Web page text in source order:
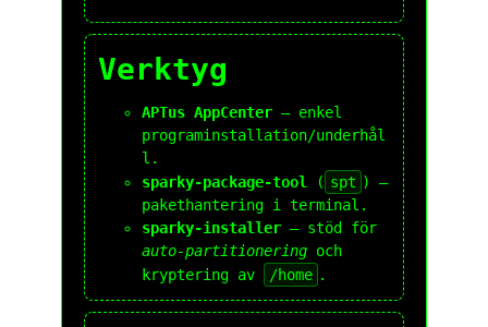
Verktyg
APTus AppCenter – enkel
programinstallation/underhål
l.
sparky-package-tool
( spt ) –
pakethantering i terminal.
sparky-installer – stöd för
auto-partitionering och
kryptering av
/home .